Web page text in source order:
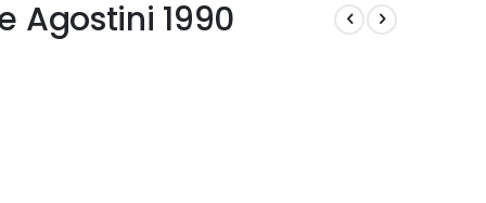
Agostini 1990